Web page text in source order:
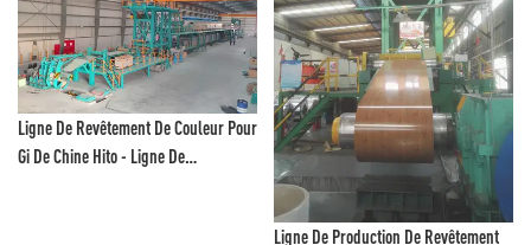
Ligne De Revêtement De Couleur Pour
Gi De Chine Hito - Ligne De
Ligne De Production De Revêtement